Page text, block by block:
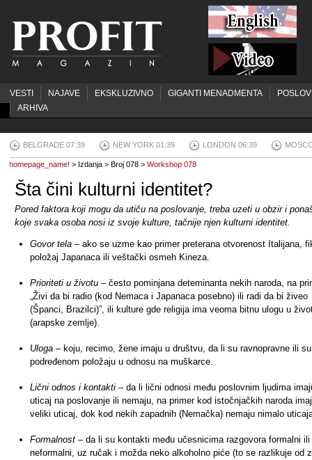
VESTI NAJAVE EKSKLUZIVNO GIGANTI MENADMENTA
ARHIVA
BELGRADE 07:39 NEW YORK 01:39 LONDON 06:39
homepage_name! > Izdanja > Broj 078 > Workshop 078
Šta čini kulturni identitet?
Pored faktora koji mogu da utiču na poslovanje, treba uzeti u obzir i
koje svaka osoba nosi iz svoje kulture, tačnije njen kulturni identitet.
Govor tela – ako se uzme kao primer preterana otvorenost Italijana,
položaj Japanaca ili veštački osmeh Kineza.
Prioriteti u životu – često pominjana deteminanta nekih naroda, na
„Živi da bi radio (kod Nemaca i Japanaca posebno) ili radi da bi živeo
(Španci, Brazilci)”, ili kulture gde religija ima veoma bitnu ulogu u
(arapske zemlje).
Uloga – koju, recimo, žene imaju u društvu, da li su ravnopravne ili
podređenom položaju u odnosu na muškarce.
Lični odnos i kontakti – da li lični odnosi među poslovnim ljudima
uticaj na poslovanje ili nemaju, na primer kod istočnjačkih naroda
veliki uticaj, dok kod nekih zapadnih (Nemačka) nemaju nimalo
Formalnost – da li su kontakti među učesnicima razgovora formalni ili
neformalni, uz ručak i možda neko alkoholno piće (to se razlikuje od